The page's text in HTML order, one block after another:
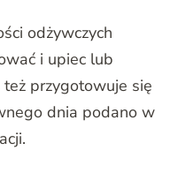
odżywczych
i upiec lub
przygotowuje się
dnia podano w